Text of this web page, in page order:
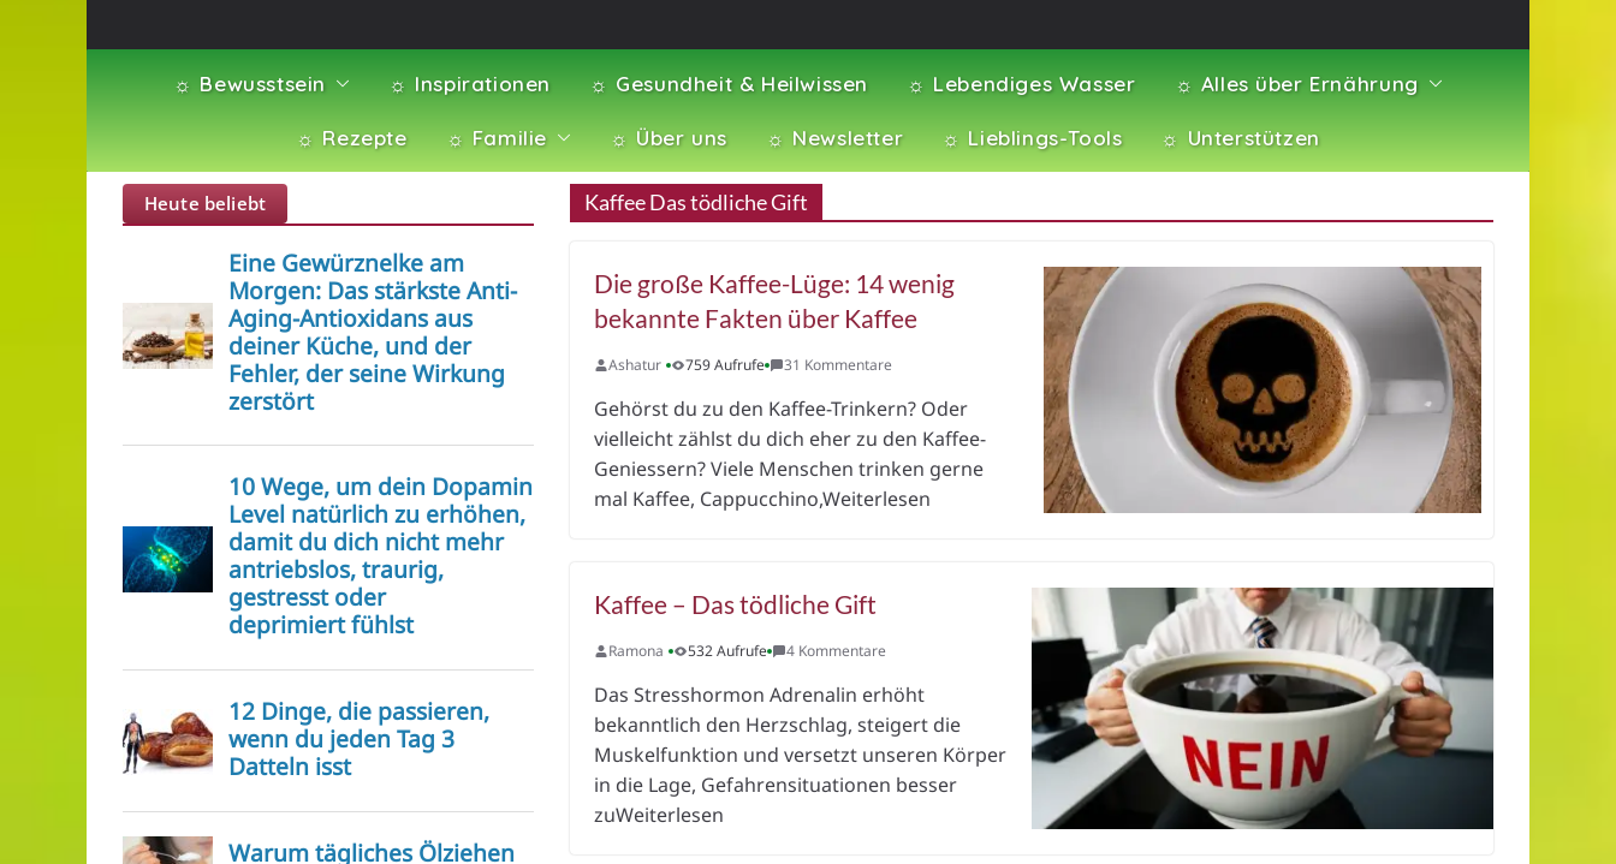
☼ Bewusstsein ☼ Inspirationen ☼ Gesundheit & Heilwissen ☼ Lebendiges Wasser ☼ Alles über Ernährung
☼ Rezepte ☼ Familie ☼ Über uns ☼ Newsletter ☼ Lieblings-Tools ☼ Unterstützen
Kaffee Das tödliche Gift
Die große Kaffee-Lüge: 14 wenig
bekannte Fakten über Kaffee
Ashatur 759 Aufrufe 31 Kommentare
Gehörst du zu den Kaffee-Trinkern? Oder
vielleicht zählst du dich eher zu den Kaffee-
Geniessern? Viele Menschen trinken gerne
mal Kaffee, Cappucchino,Weiterlesen
Kaffee – Das tödliche Gift
Ramona 532 Aufrufe 4 Kommentare
Das Stresshormon Adrenalin erhöht
bekanntlich den Herzschlag, steigert die
Muskelfunktion und versetzt unseren Körper
in die Lage, Gefahrensituationen besser
zuWeiterlesen
Heute beliebt